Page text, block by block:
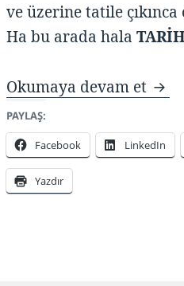
ve üzerine tatile
Ha bu arada halaTARİH
Okumaya devam et
PAYLAŞ:
Facebook LinkedIn
Yazdır